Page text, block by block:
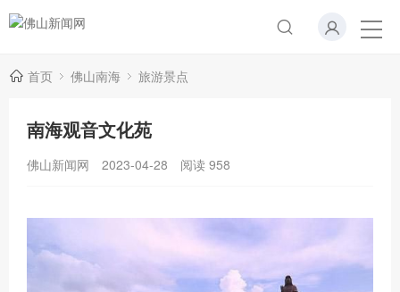
首页 佛山南海 旅游景点
南海观音文化苑
佛山新闻网 2023-04-28 阅读 958